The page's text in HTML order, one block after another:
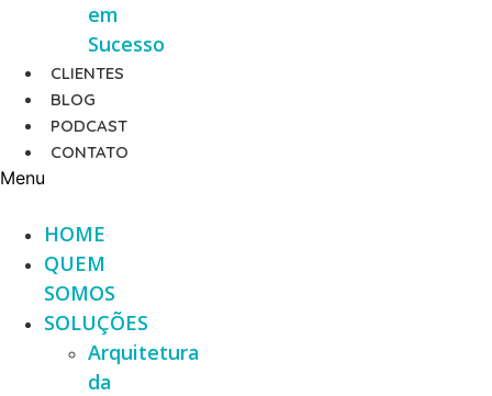
em
Sucesso
CLIENTES
BLOG
PODCAST
CONTATO
Menu
HOME
QUEM
SOMOS
SOLUÇÕES
Arquitetura
da